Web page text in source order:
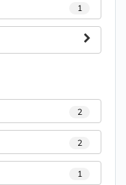
1
2
2
1